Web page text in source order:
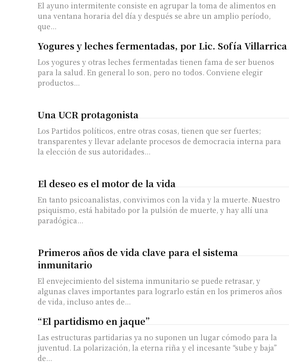
Suscribirme gratis
El ayuno intermitente consiste en agrupar la toma de alimentos en
una ventana horaria del día y después se abre un amplio período,
que...
Yogures y leches fermentadas, por Lic. Sofía Villarrica
Los yogures y otras leches fermentadas tienen fama de ser buenos
para la salud. En general lo son, pero no todos. Conviene elegir
productos...
Una UCR protagonista
Los Partidos políticos, entre otras cosas, tienen que ser fuertes;
transparentes y llevar adelante procesos de democracia interna para
la elección de sus autoridades...
El deseo es el motor de la vida
En tanto psicoanalistas, convivimos con la vida y la muerte. Nuestro
psiquismo, está habitado por la pulsión de muerte, y hay allí una
paradógica...
Primeros años de vida clave para el sistema
inmunitario
El envejecimiento del sistema inmunitario se puede retrasar, y
algunas claves importantes para lograrlo están en los primeros años
de vida, incluso antes de...
“El partidismo en jaque”
Las estructuras partidarias ya no suponen un lugar cómodo para la
juventud. La polarización, la eterna riña y el incesante “sube y baja”
de...